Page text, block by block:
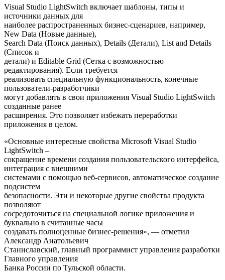
Visual Studio LightSwitch включает шаблоны, типы и
источники данных для
наиболее распространенных бизнес-сценариев, например,
New Data (Новые данные),
Search Data (Поиск данных), Details (Детали), List and Details
(Список и
детали) и Editable Grid (Сетка с возможностью
редактирования). Если требуется
реализовать специальную функциональность, конечные
пользователи-разработчики
могут добавлять в свои приложения Visual Studio LightSwitch
созданные ранее
расширения. Это позволяет избежать переработки
приложения в целом.
«Основные интересные свойства Microsoft Visual Studio
LightSwitch –
сокращение времени создания пользовательского интерфейса,
интеграция с внешними
системами с помощью веб-сервисов, автоматическое создание
подсистем
безопасности. Эти и некоторые другие свойства продукта
позволяют
сосредоточиться на специальной логике приложения и
буквально в считанные часы
создавать полноценные бизнес-решения», — отметил
Александр Анатольевич
Станиславский, главный программист управления разработки
Главного управления
Банка России по Тульской области.